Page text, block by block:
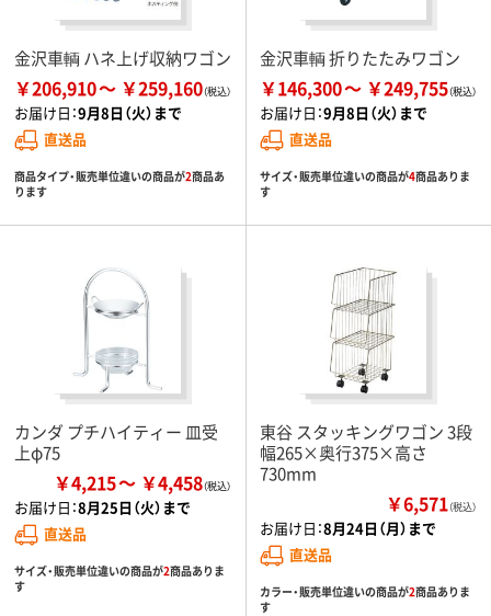
金沢車輌 ハネ上げ収納ワゴン
￥206,910 ￥259,160
お届け日：9月8日（火）まで
直送品
商品タイプ・販売単位違いの商品が2商品あ
ります
金沢車輌 折りたたみワゴン
￥146,300 ￥249,755
お届け日：9月8日（火）まで
直送品
サイズ・販売単位違いの商品が4商品ありま
す
カンダ プチハイティー 皿受
上φ75
￥4,215 ￥4,458
お届け日：8月25日（火）まで
直送品
サイズ・販売単位違いの商品が2商品ありま
す
東谷 スタッキングワゴン 3段
幅265×奥行375×高さ
730mm
￥6,571（税込）
お届け日：8月24日（月）まで
直送品
カラー・販売単位違いの商品が2商品ありま
す